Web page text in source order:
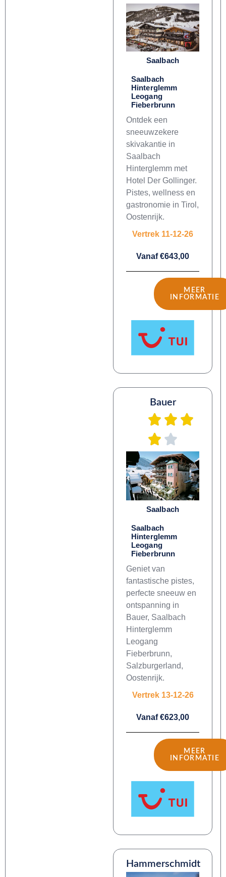
Saalbach
Saalbach
Hinterglemm
Leogang
Fieberbrunn
Ontdek een
sneeuwzekere
skivakantie in
Saalbach
Hinterglemm met
Hotel Der Gollinger.
Pistes, wellness en
gastronomie in Tirol,
Oostenrijk.
Vertrek 11-12-26
Vanaf €643,00
MEER
INFORMATIE
Bauer
Saalbach
Saalbach
Hinterglemm
Leogang
Fieberbrunn
Geniet van
fantastische pistes,
perfecte sneeuw en
ontspanning in
Bauer, Saalbach
Hinterglemm
Leogang
Fieberbrunn,
Salzburgerland,
Oostenrijk.
Vertrek 13-12-26
Vanaf €623,00
MEER
INFORMATIE
Hammerschmidt